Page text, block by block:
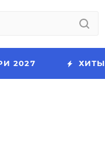
2027 ХИТЫ